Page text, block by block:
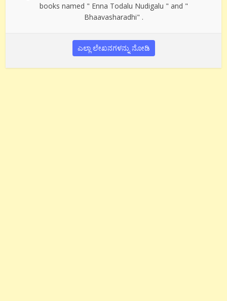
books named " Enna Todalu Nudigalu " and "
Bhaavasharadhi" .
ಎಲ್ಲಾ ಲೇಖನಗಳನ್ನು ನೋಡಿ